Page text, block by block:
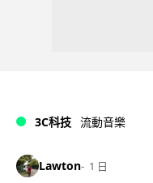
3C科技 流動音樂
Lawton 1 日